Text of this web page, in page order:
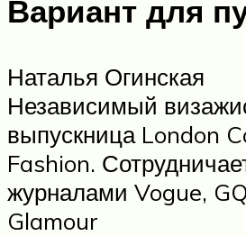
Вариант для
Наталья Огинская
Независимый
выпускница London
Fashion.
журналами Vogue,
Glamour